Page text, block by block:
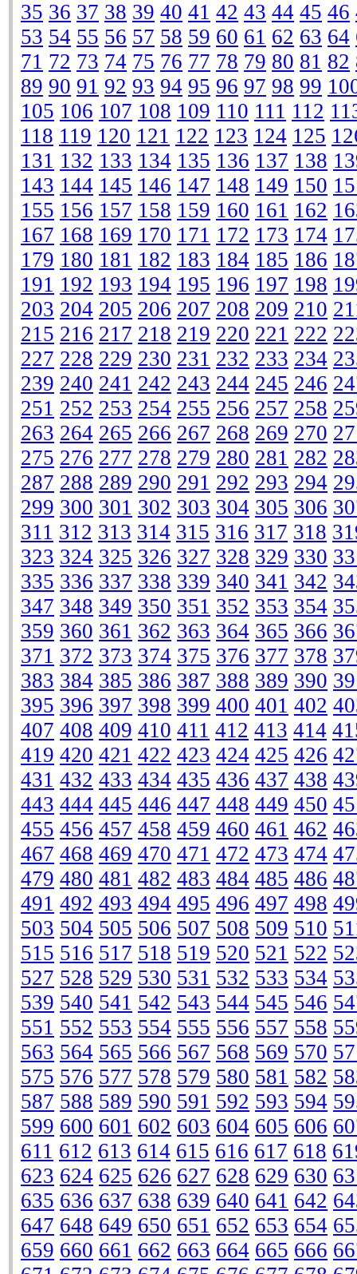
35 36 37 38 39 40 41 42 43 44 45 46
53 54 55 56 57 58 59 60 61 62 63 64
71 72 73 74 75 76 77 78 79 80 81 82
89 90 91 92 93 94 95 96 97 98 99
105 106 107 108 109 110 111 112
118 119 120 121 122 123 124 125
131 132 133 134 135 136 137 138
143 144 145 146 147 148 149 150
155 156 157 158 159 160 161 162
167 168 169 170 171 172 173 174
179 180 181 182 183 184 185 186
191 192 193 194 195 196 197 198
203 204 205 206 207 208 209 210
215 216 217 218 219 220 221 222
227 228 229 230 231 232 233 234
239 240 241 242 243 244 245 246
251 252 253 254 255 256 257 258
263 264 265 266 267 268 269 270
275 276 277 278 279 280 281 282
287 288 289 290 291 292 293 294
299 300 301 302 303 304 305 306
311 312 313 314 315 316 317 318
323 324 325 326 327 328 329 330
335 336 337 338 339 340 341 342
347 348 349 350 351 352 353 354
359 360 361 362 363 364 365 366
371 372 373 374 375 376 377 378
383 384 385 386 387 388 389 390
395 396 397 398 399 400 401 402
407 408 409 410 411 412 413 414
419 420 421 422 423 424 425 426
431 432 433 434 435 436 437 438
443 444 445 446 447 448 449 450
455 456 457 458 459 460 461 462
467 468 469 470 471 472 473 474
479 480 481 482 483 484 485 486
491 492 493 494 495 496 497 498
503 504 505 506 507 508 509 510
515 516 517 518 519 520 521 522
527 528 529 530 531 532 533 534
539 540 541 542 543 544 545 546
551 552 553 554 555 556 557 558
563 564 565 566 567 568 569 570
575 576 577 578 579 580 581 582
587 588 589 590 591 592 593 594
599 600 601 602 603 604 605 606
611 612 613 614 615 616 617 618
623 624 625 626 627 628 629 630
635 636 637 638 639 640 641 642
647 648 649 650 651 652 653 654
659 660 661 662 663 664 665 666